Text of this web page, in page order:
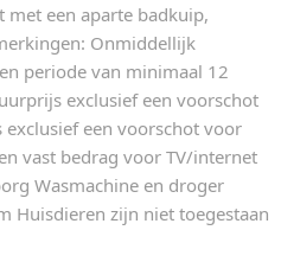
met een aparte badkuip,
Onmiddellijk
periode van minimaal 12
exclusief een voorschot
een voorschot voor
vast bedrag voor TV/internet
Wasmachine en droger
Huisdieren zijn niet toegestaan